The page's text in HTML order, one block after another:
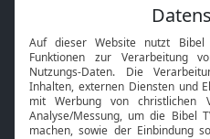
Neuigkeiten